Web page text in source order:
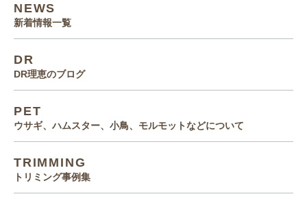
NEWS
新着情報一覧
DR
DR理恵のブログ
PET
ウサギ、ハムスター、小鳥、モルモットなどについて
TRIMMING
トリミング事例集